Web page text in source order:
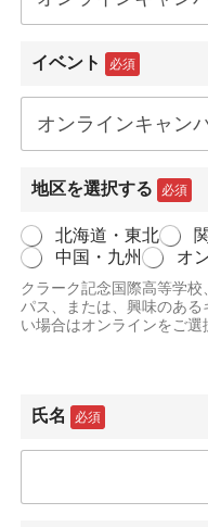
イベント 必須
地区を選択する 必須
北海道・東北
中国・九州
オ
クラーク記念国際高等学
パス、または、興味のあ
い場合はオンラインをご選
氏名 必須